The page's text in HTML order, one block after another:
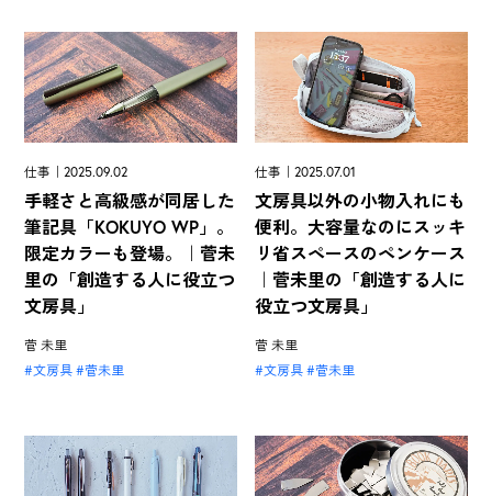
仕事｜2025.09.02
手軽さと高級感が同居した
筆記具「KOKUYO WP」。
限定カラーも登場。｜菅未
里の「創造する人に役立つ
文房具」
菅 未里
文房具
菅未里
仕事｜2025.07.01
文房具以外の小物入れにも
便利。大容量なのにスッキ
リ省スペースのペンケース
｜菅未里の「創造する人に
役立つ文房具」
菅 未里
文房具
菅未里